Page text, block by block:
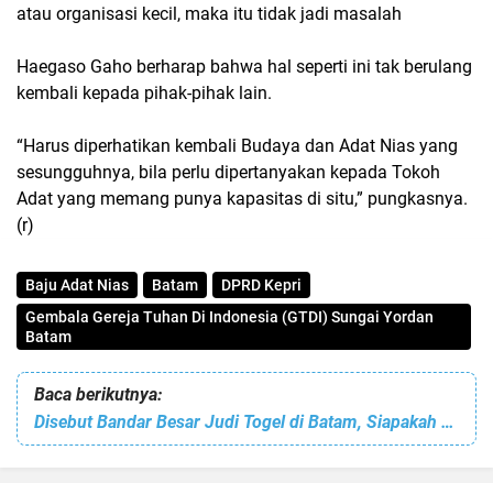
atau organisasi kecil, maka itu tidak jadi masalah
Haegaso Gaho berharap bahwa hal seperti ini tak berulang
kembali kepada pihak-pihak lain.
“Harus diperhatikan kembali Budaya dan Adat Nias yang
sesungguhnya, bila perlu dipertanyakan kepada Tokoh
Adat yang memang punya kapasitas di situ,” pungkasnya.
(r)
Baju Adat Nias Batam
DPRD Kepri
Gembala Gereja Tuhan Di Indonesia (GTDI) Sungai Yordan
Batam
Baca berikutnya:
Disebut Bandar Besar Judi Togel di Batam, Siapakah Ali?